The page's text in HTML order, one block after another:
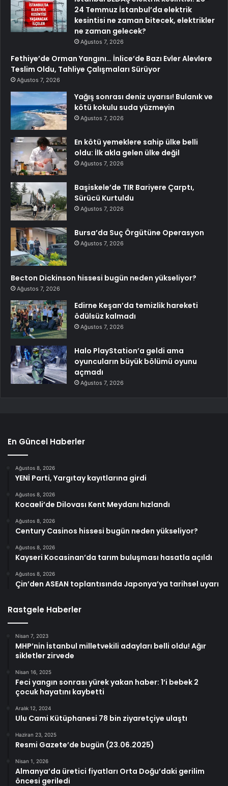
24 Temmuz İstanbul’da elektrik
kesintisi ne zaman bitecek, elektrikler
ne zaman gelecek?
Ağustos 7, 2026
Fethiye’de Orman Yangını… İnlice’de Bazı Evler Alevlere
Teslim Oldu, Tahliye Çalışmaları Sürüyor
Ağustos 7, 2026
Yağış sonrası deniz uyarısı! Bulanık ve
kötü kokulu suda yüzmeyin
Ağustos 7, 2026
En kötü yemeklere sahip ülke belli
oldu: İlk akla gelen ülke değil
Ağustos 7, 2026
Başiskele’de TIR Bariyere Çarptı,
Sürücü Kurtuldu
Ağustos 7, 2026
Bursa’da Suç Örgütüne Operasyon
Ağustos 7, 2026
Becton Dickinson hissesi bugün neden yükseliyor?
Ağustos 7, 2026
Edirne Keşan’da temizlik hareketi
ödülsüz kalmadı
Ağustos 7, 2026
Halo PlayStation’a geldi ama
oyuncuların büyük bölümü oyunu
açmadı
Ağustos 7, 2026
En Güncel Haberler
Ağustos 8, 2026
YENİ Parti, Yargıtay kayıtlarına girdi
Ağustos 8, 2026
Kocaeli’de Dilovası Kent Meydanı hızlandı
Ağustos 8, 2026
Century Casinos hissesi bugün neden yükseliyor?
Ağustos 8, 2026
Kayseri Kocasinan’da tarım buluşması hasatla açıldı
Ağustos 8, 2026
Çin’den ASEAN toplantısında Japonya’ya tarihsel uyarı
Rastgele Haberler
Nisan 7, 2023
MHP’nin İstanbul milletvekili adayları belli oldu! Ağır
sikletler zirvede
Nisan 16, 2025
Feci yangın sonrası yürek yakan haber: 1’i bebek 2
çocuk hayatını kaybetti
Aralık 12, 2024
Ulu Cami Kütüphanesi 78 bin ziyaretçiye ulaştı
Haziran 23, 2025
Resmi Gazete’de bugün (23.06.2025)
Nisan 1, 2026
Almanya’da üretici fiyatları Orta Doğu’daki gerilim
öncesi geriledi